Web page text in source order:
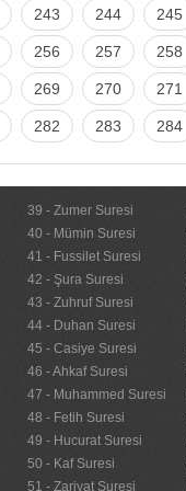
243 244 245
256 257 258
269 270 271
282 283 284
39 - Zumer Suresi
40 - Mümin Suresi
41 - Fussilet Suresi
42 - Şura Suresi
43 - Zuhruf Suresi
44 - Duhan Suresi
45 - Casiye Suresi
46 - Ahkaf Suresi
47 - Muhammed Suresi
48 - Fetih Suresi
49 - Hucurat Suresi
50 - Kaf Suresi
51 - Zariyat Suresi